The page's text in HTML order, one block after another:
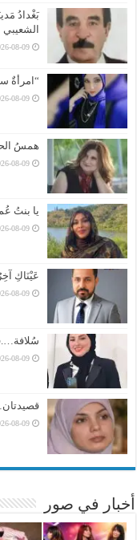
بَغْدادُ
الشعيبي
08-09
“امرأةٌ
08-09
همسُ
08-09
يا بنتُ
08-09
عَيْنَاكِ
08-09
08-09
08-09
أخبار في صور